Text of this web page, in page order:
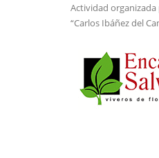
Actividad
“Carlos Ibáñez del